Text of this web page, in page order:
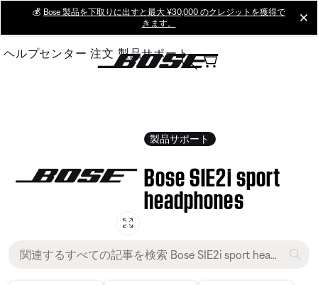
Main
💰 Bose 製品を下取りに出すと最大 ¥30,000 のクレジットを獲得で
きます。
ヘルプセンター 注文 製品サポート
製品サポート
Bose SIE2i sport
headphones